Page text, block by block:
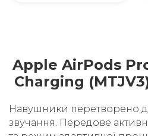
Apple AirPods
Charging
Навушники перетворено
звучання. Передове